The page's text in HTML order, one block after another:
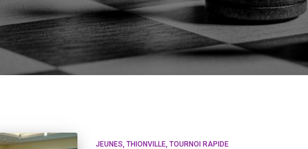
JEUNES THIONVILLE TOURNOI RAPIDE